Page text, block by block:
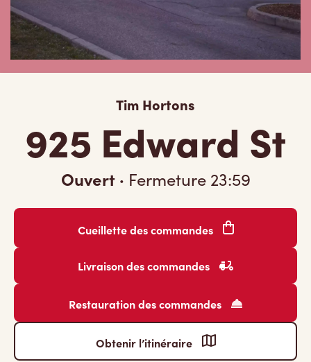
Tim Hortons
925 Edward St
Ouvert · Fermeture 23:59
Cueillette des commandes
Livraison des commandes
Restauration des commandes
Obtenir l’itinéraire